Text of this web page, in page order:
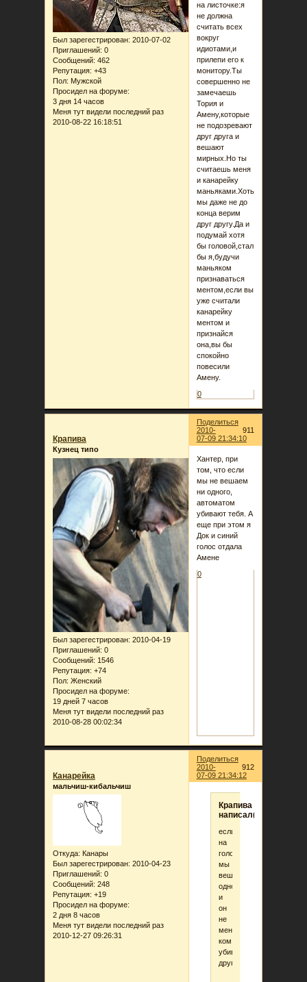
Был зарегестрирован: 2010-07-02
Приглашений: 0
Сообщений: 462
Репутация: +43
Пол: Мужской
Просидел на форуме:
3 дня 14 часов
Меня тут видели последний раз
2010-08-22 16:18:51
на листочке:я
не должна
считать всех
вокруг
идиотами,и
прилепи его к
монитору.Ты
совершенно не
замечаешь
Тория и
Амену,которые
не подозревают
друг друга и
вешают
мирных.Но ты
считаешь меня
и канарейку
маньяками.Хоть
мы даже не до
конца верим
друг другу.Да и
подумай хотя
бы головой,стал
бы я,будучи
маньяком
признаваться
ментом,если вы
уже считали
канарейку
ментом и
признайся
она,вы бы
спокойно
повесили
Амену.
0
Поделиться
911
2010-
07-09 21:34:10
Крапива
Кузнец типо
Был зарегестрирован: 2010-04-19
Приглашений: 0
Сообщений: 1546
Репутация: +74
Пол: Женский
Просидел на форуме:
19 дней 7 часов
Меня тут видели последний раз
2010-08-28 00:02:34
Хантер, при
том, что если
мы не вешаем
ни одного,
автоматом
убивают тебя. А
еще при этом я
Док и синий
голос отдала
Амене
0
Поделиться
912
2010-
07-09 21:34:12
Канарейка
мальчиш-кибальчиш
Откуда: Канары
Был зарегестрирован: 2010-04-23
Приглашений: 0
Сообщений: 248
Репутация: +19
Просидел на форуме:
2 дня 8 часов
Меня тут видели последний раз
2010-12-27 09:26:31
Крапива
написал(а):
если
на
голосовании
мы
вешаем
одного
и
он
не
мент,
ком
убивает
другого